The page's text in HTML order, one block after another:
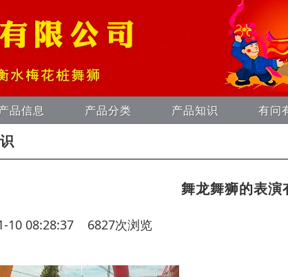
品信息 产品分类 产品知识 有问
舞龙舞狮的表演
10 08:28:37 6827次浏览